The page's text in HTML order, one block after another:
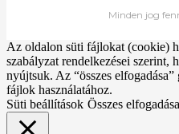
Minden jog
Az oldalon süti fájlokat (cookie)
szabályzat rendelkezései szerint,
nyújtsuk. Az “összes
fájlok használatához.
Süti beállítások Összes elfogadása